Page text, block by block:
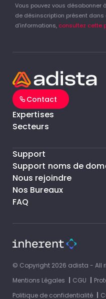
Vous pouvez vous désabonner
de désinscription présent dans
d'informations, consultez cette
Contact
Expertises
Secteurs
Support
Support noms de
Nous rejoindre
Nos Bureaux
FAQ
© Copyright 2026 adista - All
Mentions Légales
CGU
Politique de confidentialité